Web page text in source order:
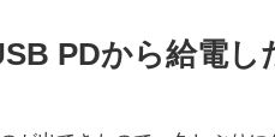
PDから給電し